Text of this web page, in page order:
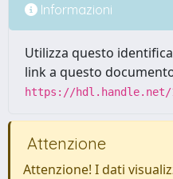
Informazioni
Utilizza questo
link a questo
https://hdl.handle.net/
Attenzione
Attenzione! I dati